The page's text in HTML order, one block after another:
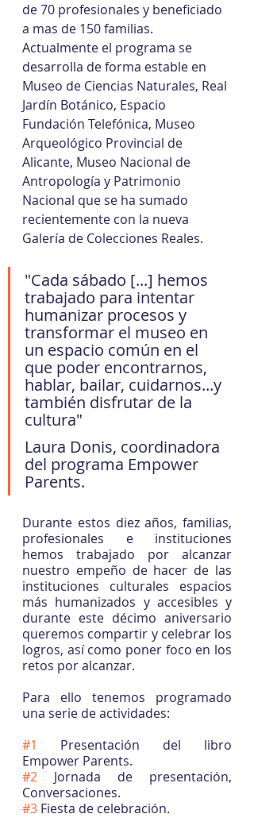
de 70 profesionales y beneficiado
a mas de 150 familias.
Actualmente el programa se
desarrolla de forma estable en
Museo de Ciencias Naturales, Real
Jardín Botánico, Espacio
Fundación Telefónica, Museo
Arqueológico Provincial de
Alicante, Museo Nacional de
Antropología y Patrimonio
Nacional que se ha sumado
recientemente con la nueva
Galería de Colecciones Reales.
"Cada sábado [...] hemos
trabajado para intentar
humanizar procesos y
transformar el museo en
un espacio común en el
que poder encontrarnos,
hablar, bailar, cuidarnos...y
también disfrutar de la
cultura"
Laura Donis, coordinadora
del programa Empower
Parents.
Durante estos diez años, familias,
profesionales e instituciones
hemos trabajado por alcanzar
nuestro empeño de hacer de las
instituciones culturales espacios
más humanizados y accesibles y
durante este décimo aniversario
queremos compartir y celebrar los
logros, así como poner foco en los
retos por alcanzar.
Para ello tenemos programado
una serie de actividades:
#1
Presentación del libro
Empower Parents.
#2 Jornada de presentación,
Conversaciones.
#3 Fiesta de celebración.